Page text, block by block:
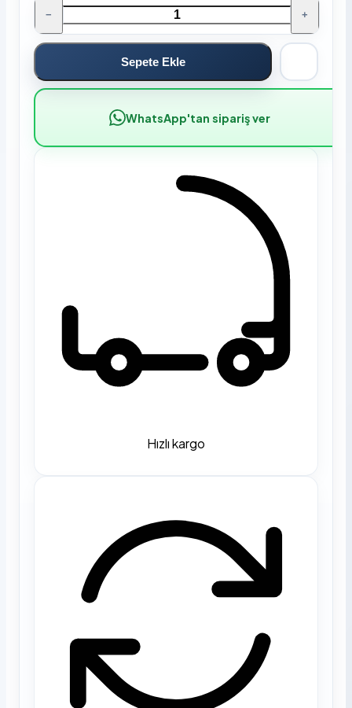
− +
Sepete Ekle
WhatsApp'tan sipariş ver
Hızlı kargo